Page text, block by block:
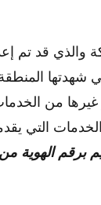
والذي قد تم
شهدتها
غيرها من
التي
برقم الهوية